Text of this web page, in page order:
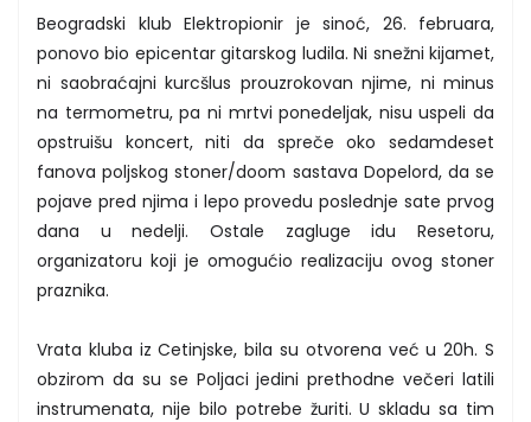
Beogradski klub Elektropionir je sinoć, 26. februara,
ponovo bio epicentar gitarskog ludila. Ni snežni kijamet,
ni saobraćajni kurcšlus prouzrokovan njime, ni minus
na termometru, pa ni mrtvi ponedeljak, nisu uspeli da
opstruišu koncert, niti da spreče oko sedamdeset
fanova poljskog stoner/doom sastava Dopelord, da se
pojave pred njima i lepo provedu poslednje sate prvog
dana u nedelji. Ostale zagluge idu Resetoru,
organizatoru koji je omogućio realizaciju ovog stoner
praznika.
Vrata kluba iz Cetinjske, bila su otvorena već u 20h. S
obzirom da su se Poljaci jedini prethodne večeri latili
instrumenata, nije bilo potrebe žuriti. U skladu sa tim